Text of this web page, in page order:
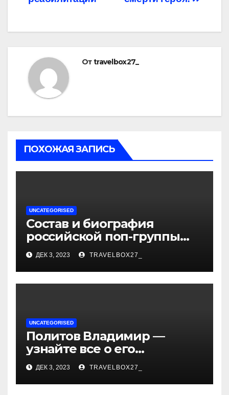
Отtravelbox27_
ПОХОЖАЯ ЗАПИСЬ
UNCATEGORISED
Состав и биография
российской поп-группы
«Иванушки интернешнл»
— история успеха, музыка
и судьбы участников
ДЕК 3, 2023 TRAVELBOX27_
UNCATEGORISED
Политов Владимир —
узнайте все о его
биографии, возрасте и
впечатляющих
достижениях!
ДЕК 3, 2023 TRAVELBOX27_